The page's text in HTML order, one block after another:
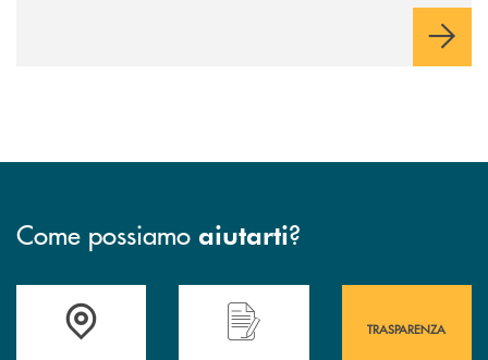
Come possiamo aiutarti?
Accedi all' elenco completo&nbsp; delle&nbsp; filiali&nbsp; di Banca
Hai bisogno di assistenza immediata?
TRASPARENZA